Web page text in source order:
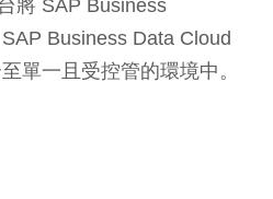
將 SAP Business
Business Data Cloud
單一且受控管的環境中。